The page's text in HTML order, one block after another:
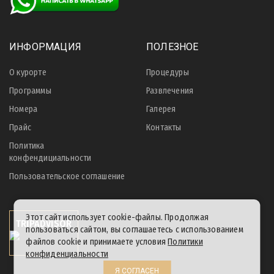
ИНФОРМАЦИЯ
О курорте
Программы
Номера
Прайс
Политика
конфендициальности
Пользовательское соглашение
ПОЛЕЗНОЕ
Процедуры
Развлечения
Галерея
Контакты
TRIPADVISOR
Этот сайт использует cookie-файлы. Продолжая
пользоваться сайтом, вы соглашаетесь с использованием
файлов cookie и принимаете условияПолитики
конфиденциальности
Я СОГЛАСЕН